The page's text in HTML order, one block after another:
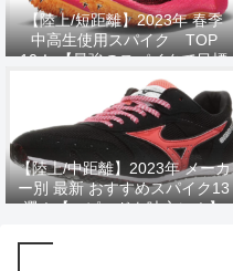
【陸上/短距離】2023年 春季
中高生使用スパイク TOP
10！ 【最強のスパイクで目標
タイムへ！】
【陸上/中距離】2023年 メーカ
ー別 最新 おすすめスパイク13
選！【スピードを味方に！】